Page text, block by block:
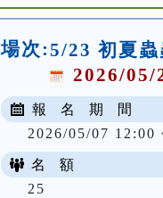
場次:5/23 初夏
2026/05/
報 名 期 間
2026/05/07 12:00
名 額
25